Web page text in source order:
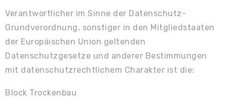
Verantwortlicher im Sinne der Datenschutz-
Grundverordnung, sonstiger in den Mitgliedstaaten
der Europäischen Union geltenden
Datenschutzgesetze und anderer Bestimmungen
mit datenschutzrechtlichem Charakter ist die:
Block Trockenbau